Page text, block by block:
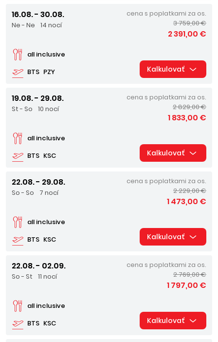
16.08. - 30.08.
Ne - Ne 14 nocí
BTS PZY
all inclusive
cena s poplatkami za os.
3 759,00 €
2 391,00 €
Kalkulovať
19.08. - 29.08.
St - So 10 nocí
BTS KSC
all inclusive
cena s poplatkami za os.
2 829,00 €
1 833,00 €
Kalkulovať
22.08. - 29.08.
So - So 7 nocí
BTS KSC
all inclusive
cena s poplatkami za os.
2 229,00 €
1 473,00 €
Kalkulovať
22.08. - 02.09.
So - St 11 nocí
BTS KSC
all inclusive
cena s poplatkami za os.
2 769,00 €
1 797,00 €
Kalkulovať